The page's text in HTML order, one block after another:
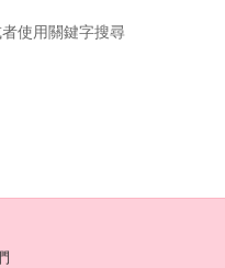
使用關鍵字搜尋